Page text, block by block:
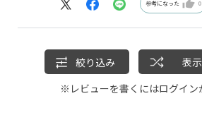
参考になった 0
絞り込み
表
※レビューを書くにはログイン